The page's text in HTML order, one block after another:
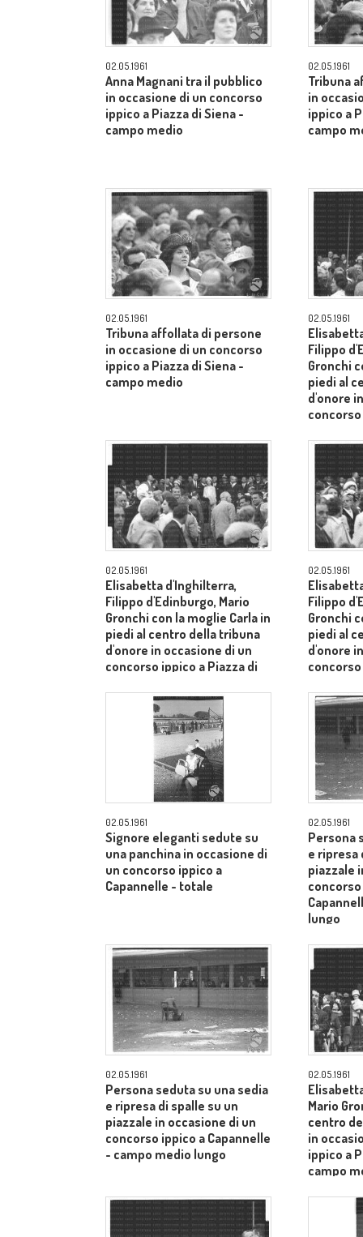
02.05.1961
Anna Magnani tra il pubblico
in occasione di un concorso
ippico a Piazza di Siena -
campo medio
02.05.1961
Tribuna
in
ippico a
campo
02.05.1961
Tribuna affollata di persone
in occasione di un concorso
ippico a Piazza di Siena -
campo medio
02.05.1961
Filippo
Gronchi
piedi al
d'onore
02.05.1961
Elisabetta d'Inghilterra,
Filippo d'Edinburgo, Mario
Gronchi con la moglie Carla in
piedi al centro della tribuna
d'onore in occasione di un
concorso ippico a Piazza di
02.05.1961
Filippo
Gronchi
piedi al
d'onore
02.05.1961
Signore eleganti sedute su
una panchina in occasione di
un concorso ippico a
Capannelle - totale
02.05.1961
Persona
e ripresa
piazzale
concorso
lungo
02.05.1961
Persona seduta su una sedia
e ripresa di spalle su un
piazzale in occasione di un
concorso ippico a Capannelle
- campo medio lungo
02.05.1961
Mario
centro
in
ippico a
campo